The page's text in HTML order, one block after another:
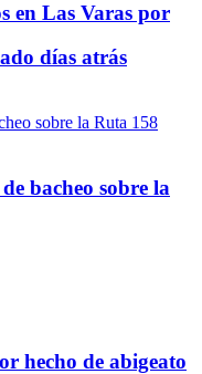
en Las Varas por
días atrás
bacheo sobre la
hecho de abigeato